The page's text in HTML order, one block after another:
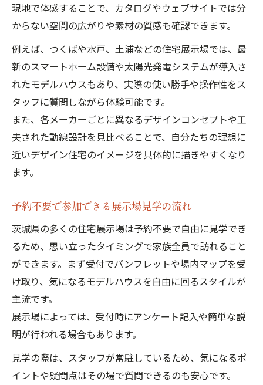
デザイン住宅見学時に注目すべき住みやす
さ
現地見学でわかるデザイン住宅の快適性
間取りと動線をチェックするデザイン住宅
体験
断熱性能を比較するデザイン住宅の見学法
家族の生活に合うデザイン住宅選びの工夫
家族で楽しむ住宅展示場見学の魅力
子供も満足するデザイン住宅体験の楽しみ
方
デザイン住宅見学で家族の希望を叶える
展示場散策が家族の住まい探しを豊かにす
る
現地で体感することで、カタログやウェブサイトでは分
からない空間の広がりや素材の質感も確認できます。
例えば、つくばや水戸、土浦などの住宅展示場では、最
新のスマートホーム設備や太陽光発電システムが導入さ
れたモデルハウスもあり、実際の使い勝手や操作性をス
タッフに質問しながら体験可能です。
また、各メーカーごとに異なるデザインコンセプトや工
夫された動線設計を見比べることで、自分たちの理想に
近いデザイン住宅のイメージを具体的に描きやすくなり
ます。
予約不要で参加できる展示場見学の流れ
茨城県の多くの住宅展示場は予約不要で自由に見学でき
るため、思い立ったタイミングで家族全員で訪れること
ができます。まず受付でパンフレットや場内マップを受
け取り、気になるモデルハウスを自由に回るスタイルが
主流です。
展示場によっては、受付時にアンケート記入や簡単な説
明が行われる場合もあります。
見学の際は、スタッフが常駐しているため、気になるポ
イントや疑問点はその場で質問できるのも安心です。